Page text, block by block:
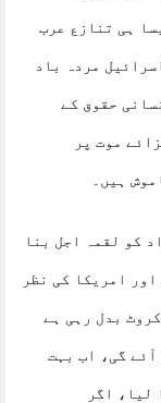
ہی تنازع عرب
مردہ باد
حقوق کے
موت پر
ہیں۔
میں 60ہزار افراد کو لقمہ اجل بنا
امریکا کی نظر
بدل رہی ہے
گی، اب بہت
لیا، اگر